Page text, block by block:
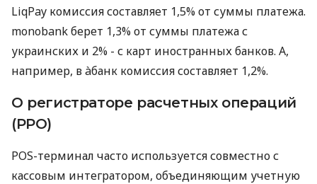
LiqPay комиссия составляет 1,5% от суммы платежа.
monobank берет 1,3% от суммы платежа с
украинских и 2% - с карт иностранных банков. А,
например, в àбанк комиссия составляет 1,2%.
О регистраторе расчетных операций
(РРО)
POS-терминал часто используется совместно с
кассовым интегратором, объединяющим учетную